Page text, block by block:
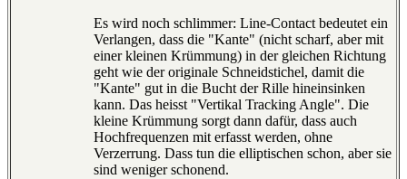
Es wird noch schlimmer: Line-Contact bedeutet ein
Verlangen, dass die "Kante" (nicht scharf, aber mit
einer kleinen Krümmung) in der gleichen Richtung
geht wie der originale Schneidstichel, damit die
"Kante" gut in die Bucht der Rille hineinsinken
kann. Das heisst "Vertikal Tracking Angle". Die
kleine Krümmung sorgt dann dafür, dass auch
Hochfrequenzen mit erfasst werden, ohne
Verzerrung. Dass tun die elliptischen schon, aber sie
sind weniger schonend.